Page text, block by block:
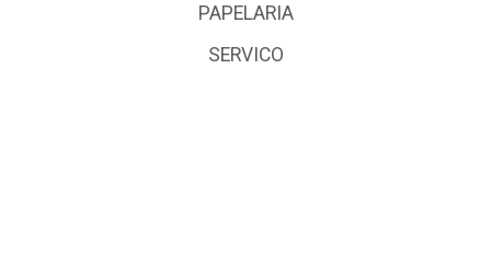
PAPELARIA
SERVICO